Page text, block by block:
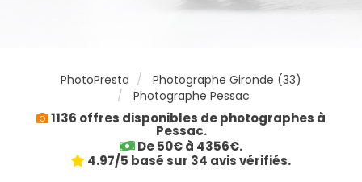
PhotoPresta
Photographe Gironde (33)
Photographe Pessac
1136 offres disponibles de photographes à
Pessac.
De 50€ à 4356€.
4.97/5 basé sur 34 avis vérifiés.